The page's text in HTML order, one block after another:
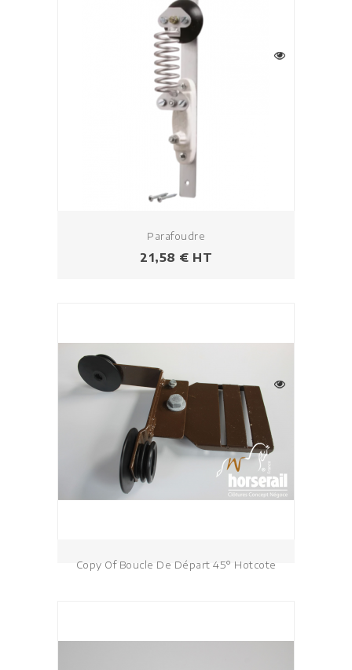
Parafoudre
Prezzo
21,58 € HT
Copy Of Boucle De Départ 45° Hotcote